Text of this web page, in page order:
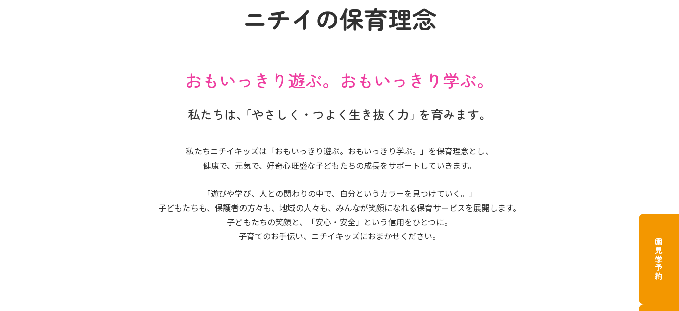
ニチイの保育理念
おもいっきり遊ぶ。 おもいっきり学ぶ。
私たちは、「やさしく・つよく生き抜く力」を育みます。
私たちニチイキッズは 「おもいっきり遊ぶ。おもいっきり学ぶ。」 を保育理念とし、
健康で、元気で、 好奇心旺盛な子どもたちの成長をサポートしていきます。
「遊びや学び、人との関わりの中で、 自分というカラーを見つけていく。」
子どもたちも、保護者の方々も、 地域の人々も、 みんなが笑顔になれる保育サービスを展開します。
子どもたちの笑顔と、
「安心・安全」という信用をひとつに。
子育てのお手伝い、 ニチイキッズにおまかせください。
園見学予約